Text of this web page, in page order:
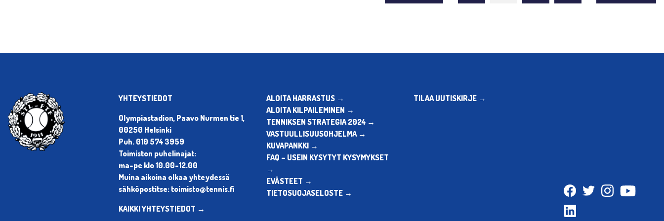
YHTEYSTIEDOT
Olympiastadion, Paavo Nurmen tie 1,
00250 Helsinki
Puh. 010 574 3959
Toimiston puhelinajat:
ma-pe klo 10.00-12.00
Muina aikoina olkaa yhteydessä
sähköpostitse: toimisto@tennis.fi
KAIKKI YHTEYSTIEDOT →
ALOITA HARRASTUS →
ALOITA KILPAILEMINEN →
TENNIKSEN STRATEGIA 2024 →
VASTUULLISUUSOHJELMA →
KUVAPANKKI →
FAQ – USEIN KYSYTYT KYSYMYKSET
→
EVÄSTEET →
TIETOSUOJASELOSTE →
TILAA UUTISKIRJE →